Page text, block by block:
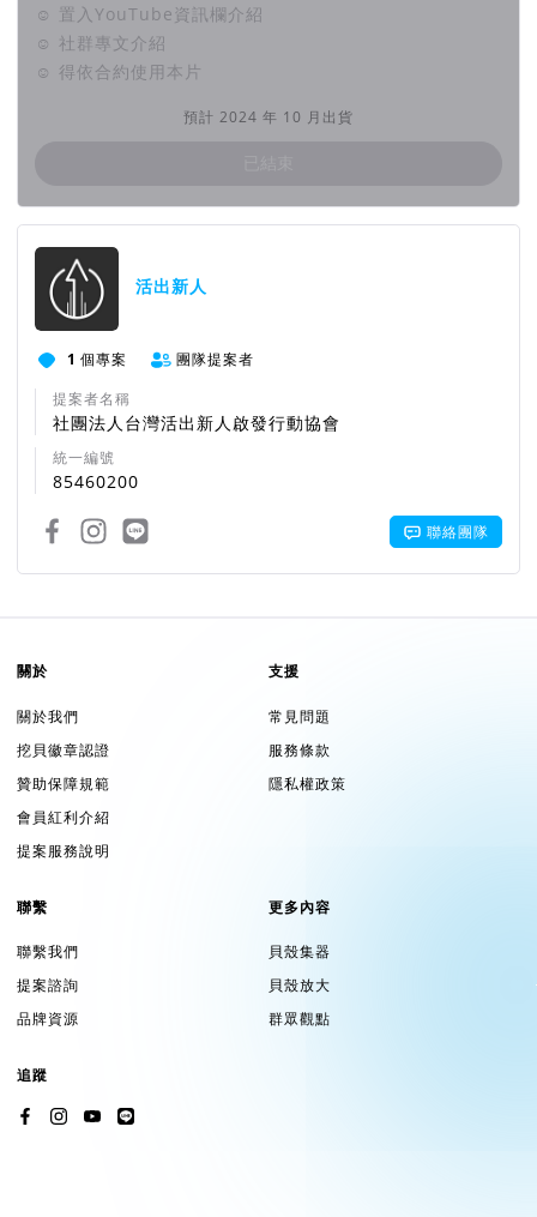
活出新人
1 個專案
團隊提案者
提案者名稱
社團法人台灣活出新人啟發行動協會
統一編號
85460200
聯絡團隊
☺ 置入YouTube資訊欄介紹
☺ 社群專文介紹
☺ 得依合約使用本片
預計 2024 年 10 月出貨
關於
關於我們
挖貝徽章認證
贊助保障規範
會員紅利介紹
提案服務說明
支援
常見問題
服務條款
隱私權政策
聯繫
聯繫我們
提案諮詢
品牌資源
更多內容
貝殼集器
貝殼放大
群眾觀點
追蹤